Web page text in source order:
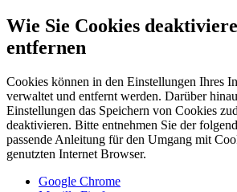
Wie Sie Cookies
entfernen
Cookies können in den Einstellungen Ihres
verwaltet und entfernt werden. Darüber
Einstellungen das Speichern von Cookies
deaktivieren. Bitte entnehmen Sie der
passende Anleitung für den Umgang mit
genutzten Internet Browser.
Google Chrome